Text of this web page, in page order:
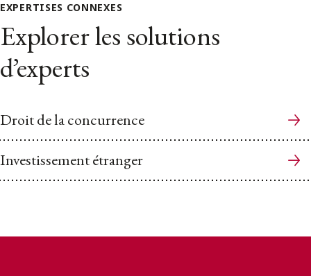
EXPERTISES CONNEXES
Explorer les solutions
d’experts
Droit de la concurrence
Investissement étranger